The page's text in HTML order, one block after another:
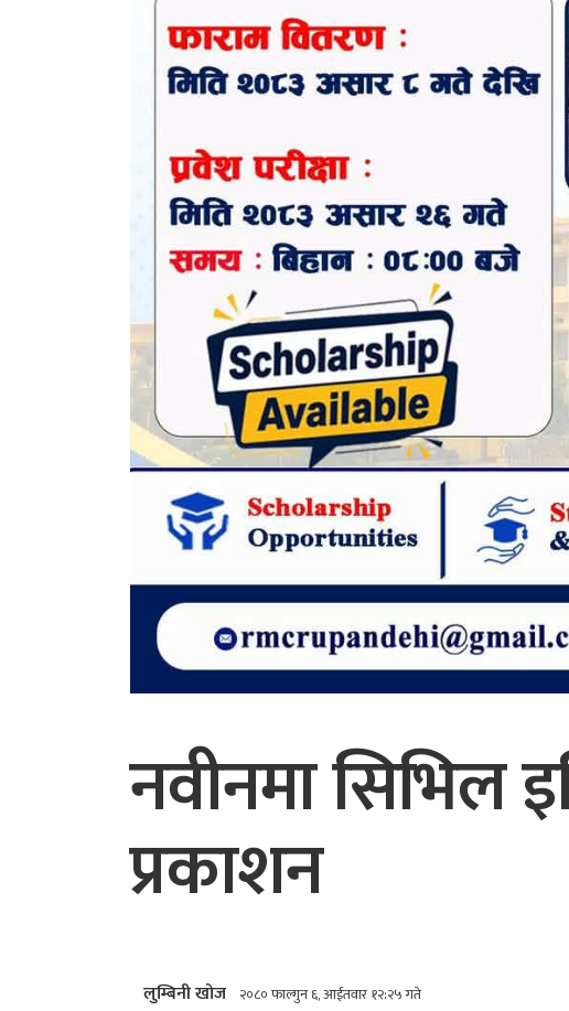
नवीनमा सिभिल
प्रकाशन
लुम्बिनी खोज २०८० फाल्गुन ६, आईतवार १२:२५ गते